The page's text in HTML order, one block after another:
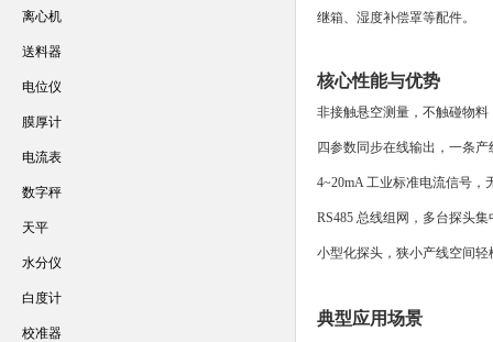
继箱、湿度补偿罩等配件。
核心性能与优势
非接触悬空测量，不触碰物
四参数同步在线输出，一条
4~20mA 工业标准电流信号，
RS485 总线组网，多台探头
小型化探头，狭小产线空间轻
典型应用场景
离心机
送料器
电位仪
膜厚计
电流表
数字秤
天平
水分仪
白度计
校准器